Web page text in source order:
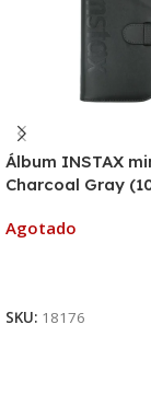
Álbum INSTAX
Charcoal Gray
Agotado
SKU: 18176